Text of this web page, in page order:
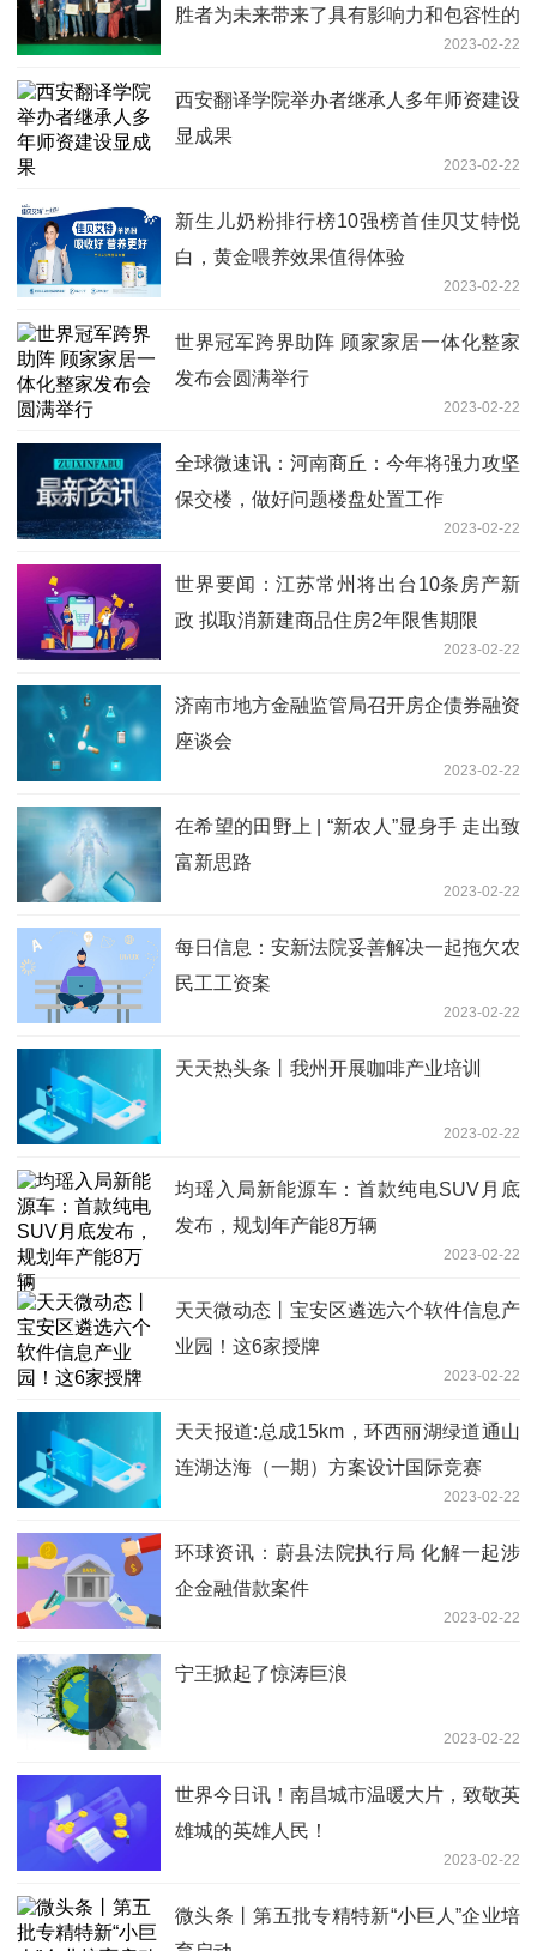
胜者为未来带来了具有影响力和包容性的
2023-02-22
西安翻译学院举办者继承人多年师资建设
显成果
2023-02-22
新生儿奶粉排行榜10强榜首佳贝艾特悦
白，黄金喂养效果值得体验
2023-02-22
世界冠军跨界助阵 顾家家居一体化整家
发布会圆满举行
2023-02-22
全球微速讯：河南商丘：今年将强力攻坚
保交楼，做好问题楼盘处置工作
2023-02-22
世界要闻：江苏常州将出台10条房产新
政 拟取消新建商品住房2年限售期限
2023-02-22
济南市地方金融监管局召开房企债券融资
座谈会
2023-02-22
在希望的田野上 | “新农人”显身手 走出致
富新思路
2023-02-22
每日信息：安新法院妥善解决一起拖欠农
民工工资案
2023-02-22
天天热头条丨我州开展咖啡产业培训
2023-02-22
均瑶入局新能源车：首款纯电SUV月底
发布，规划年产能8万辆
2023-02-22
天天微动态丨宝安区遴选六个软件信息产
业园！这6家授牌
2023-02-22
天天报道:总成15km，环西丽湖绿道通山
连湖达海（一期）方案设计国际竞赛
2023-02-22
环球资讯：蔚县法院执行局 化解一起涉
企金融借款案件
2023-02-22
宁王掀起了惊涛巨浪
2023-02-22
世界今日讯！南昌城市温暖大片，致敬英
雄城的英雄人民！
2023-02-22
微头条丨第五批专精特新“小巨人”企业培